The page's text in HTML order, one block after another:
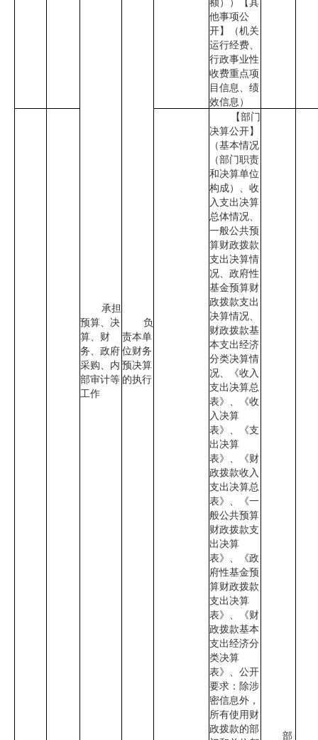
承担
预算、决
算、财
务、政府
采购、内
部审计等
工作
负
责本单
位财务
预决算
的执行
他事项公
开】（机关
运行经费、
行政事业性
收费重点项
目信息、绩
效信息）
【部门
决算公开】
（基本情况
（部门职责
和决算单位
构成）、收
入支出决算
总体情况、
一般公共预
算财政拨款
支出决算情
况、政府性
基金预算财
政拨款支出
决算情况、
财政拨款基
本支出经济
分类决算情
况、《收入
支出决算总
表》、《收
入决算
表》、《支
出决算
表》、《财
政拨款收入
支出决算总
表》、《一
般公共预算
财政拨款支
出决算
表》、《政
府性基金预
算财政拨款
支出决算
表》、《财
政拨款基本
支出经济分
类决算
表》、公开
要求：除涉
密信息外，
所有使用财
政拨款的部
部